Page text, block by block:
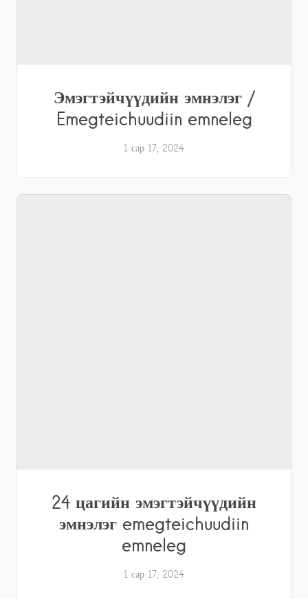
Эмэгтэйчүүдийн эмнэлэг /
Emegteichuudiin emneleg
1 сар 17, 2024
24 цагийн эмэгтэйчүүдийн
эмнэлэг emegteichuudiin
emneleg
1 сар 17, 2024